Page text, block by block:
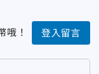
哦！ 登入留言